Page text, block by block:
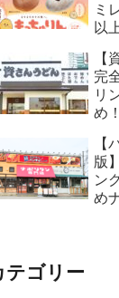
ミ
以
【
完
リ
め
【
版
ン
め
テゴリー